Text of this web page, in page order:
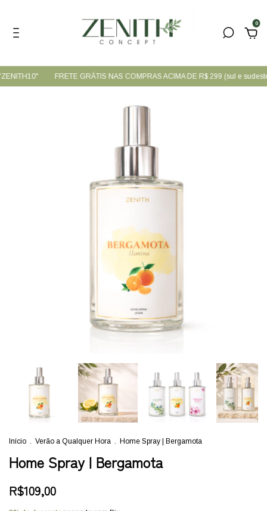
0
FRETE GRÁTIS NAS COMPRAS ACIMA DE R$ 299 (sul e
Início . Verão a Qualquer Hora . Home Spray | Bergamota
Home Spray | Bergamota
R$109,00